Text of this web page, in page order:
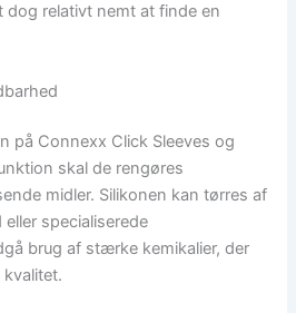
dog relativt nemt at finde en
på Connexx Click Sleeves og
skal de rengøres
midler. Silikonen kan tørres af
specialiserede
brug af stærke kemikalier, der